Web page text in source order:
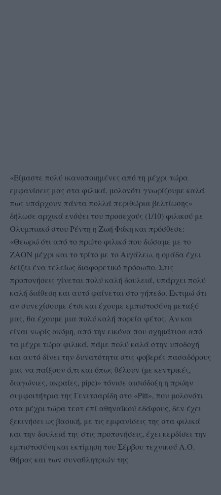
«Είμαστε πολύ ικανοποιημένες από τη μέχρι τώρα
εμφανίσεις μας στα φιλικά, μολονότι γνωρίζουμε καλά
πως υπάρχουν πάντα πολλά περιθώρια βελτίωσης»
δήλωσε αρχικά ενόψει του προσεχούς (1/10) φιλικού με
Ολυμπιακό στου Ρέντη η Ζωή Φάκη και πρόσθεσε:
«Θεωρώ ότι από το πρώτο φιλικό που δώσαμε με το
ΖΑΟΝ μέχρι και το τρίτο με το Αιγάλεω, η ομάδα έχει
δείξει ένα τελείως διαφορετικό πρόσωπο. Στις
προπονήσεις γίνεται πολύ καλή δουλειά, υπάρχει πολύ
καλή διάθεση και αυτό φαίνεται στο γήπεδο. Εκτιμώ ότι
αν συνεχίσουμε έτσι και έχουμε εμπιστοσύνη μεταξύ
μας, θα έχουμε μια πολύ καλή πορεία φέτος. Αν και
είναι νωρίς ακόμη, από την εικόνα που σχημάτισα από
τα μέχρι τώρα φιλικά, πάμε πολύ καλά στην υποδοχή
και αυτό δίνει την δυνατότητα στις φοβερές πασαδόρους
μας να παίξουν ό,τι και όπως θέλουν (με κεντρικές,
διαγώνιες, ακραίες, pipe)» τόνισε αισιόδοξη η πρώην
συμφοιτήτρια της Γενιτσαρίδη στο «Pitt», που μολονότι
στα μέχρι τώρα τεστ επί αθηναϊκού εδάφους, δεν έχει
ξεκινήσει ως βασική, με τις εμφανίσεις της στα φιλικά
και την δουλειά της στις προπονήσεις, έχει κερδίσει την
εμπιστοσύνη και εκτίμηση του Σέρβου τεχνικού Α.Ο.
Θήρας και των συναθλητριών της